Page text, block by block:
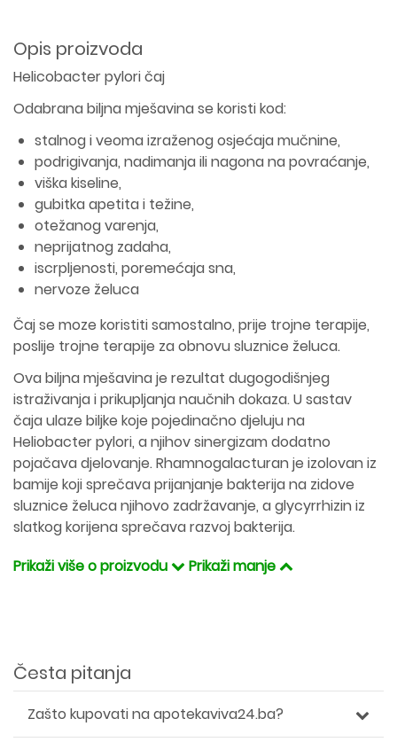
Opis proizvoda
Helicobacter pylori čaj
Odabrana biljna mješavina se koristi kod:
stalnog i veoma izraženog osjećaja mučnine,
podrigivanja, nadimanja ili nagona na povraćanje,
viška kiseline,
gubitka apetita i težine,
otežanog varenja,
neprijatnog zadaha,
iscrpljenosti, poremećaja sna,
nervoze želuca
Čaj se moze koristiti samostalno, prije trojne terapije,
poslije trojne terapije za obnovu sluznice želuca.
Ova biljna mješavina je rezultat dugogodišnjeg
istraživanja i prikupljanja naučnih dokaza. U sastav
čaja ulaze biljke koje pojedinačno djeluju na
Heliobacter pylori, a njihov sinergizam dodatno
pojačava djelovanje. Rhamnogalacturan je izolovan iz
bamije koji sprečava prijanjanje bakterija na zidove
sluznice želuca njihovo zadržavanje, a glycyrrhizin iz
slatkog korijena sprečava razvoj bakterija.
Prikaži više o proizvodu
Prikaži manje
Česta pitanja
Zašto kupovati na apotekaviva24.ba?